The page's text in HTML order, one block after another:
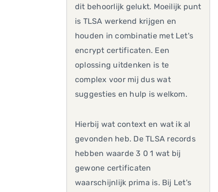
dit behoorlijk gelukt. Moeilijk punt
is TLSA werkend krijgen en
houden in combinatie met Let's
encrypt certificaten. Een
oplossing uitdenken is te
complex voor mij dus wat
suggesties en hulp is welkom.
Hierbij wat context en wat ik al
gevonden heb. De TLSA records
hebben waarde 3 0 1 wat bij
gewone certificaten
waarschijnlijk prima is. Bij Let's